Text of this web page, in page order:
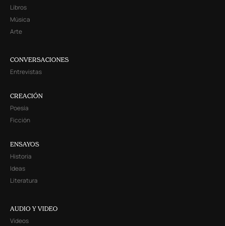
Libros
Música
Arte
CONVERSACIONES
Entrevistas
CREACIÓN
Poesía
Ficción
ENSAYOS
Historia
Ideas
Literatura
AUDIO Y VIDEO
Videos